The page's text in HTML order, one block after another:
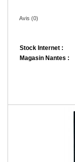
Avis (0)
Stock Internet :
Magasin Nantes :